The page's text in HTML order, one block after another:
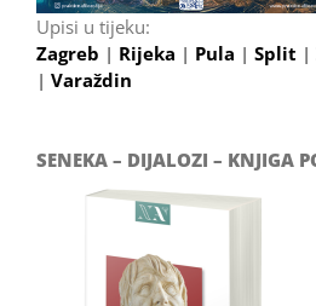
Upisi u tijeku:
Zagreb | Rijeka | Pula | Split |
| Varaždin
SENEKA – DIJALOZI – KNJIGA